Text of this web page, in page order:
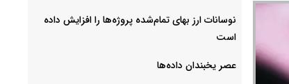
نوسانات ارز بهای تمام‌شده پروژه‌ها را افزایش داده
است
عصر یخبندان داده‌ها